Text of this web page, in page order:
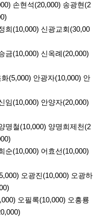
손현석(20,000) 송광현(2
희(10,000) 신광교회(30,00
금(10,000) 신옥례(20,000)
(5,000) 안광자(10,000) 안
임(10,000) 안양자(20,000)
명철(10,000) 양명희제천(2
순(10,000) 어효선(10,000)
오광진(10,000) 오광하
오필록(10,000) 오흥룡